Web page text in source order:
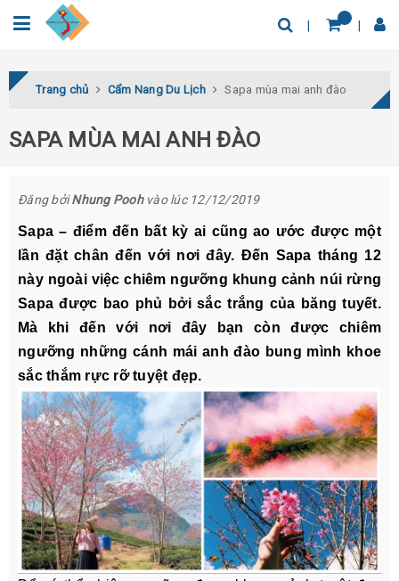
0932.04.03.78 Tìm thêm địa điểm
Trang chủ Cẩm Nang Du Lịch Sapa mùa mai anh đào
SAPA MÙA MAI ANH ĐÀO
Đăng bởiNhung Poohvào lúc 12/12/2019
Sapa – điểm đến bất kỳ ai cũng ao ước được một
lần đặt chân đến với nơi đây. Đến Sapa tháng 12
này ngoài việc chiêm ngưỡng khung cảnh núi rừng
Sapa được bao phủ bởi sắc trắng của băng tuyết.
Mà khi đến với nơi đây bạn còn được chiêm
ngưỡng những cánh mái anh đào bung mình khoe
sắc thắm rực rỡ tuyệt đẹp.